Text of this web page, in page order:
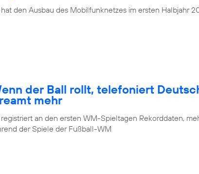
den Ausbau des Mobilfunknetzes im ersten Halbjahr
der Ball rollt, telefoniert
mehr
an den ersten WM-Spieltagen Rekorddaten,
der Spiele der Fußball-WM